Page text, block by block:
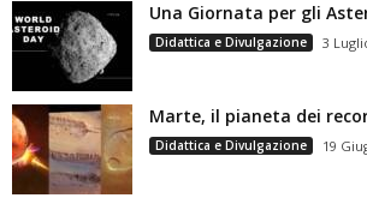
Una Giornata per gli
Didattica e Divulgazione 3
Marte, il pianeta dei
Didattica e Divulgazione 19